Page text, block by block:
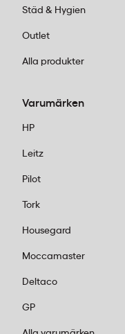
Städ & Hygien
Outlet
Alla produkter
Varumärken
HP
Leitz
Pilot
Tork
Housegard
Moccamaster
Deltaco
GP